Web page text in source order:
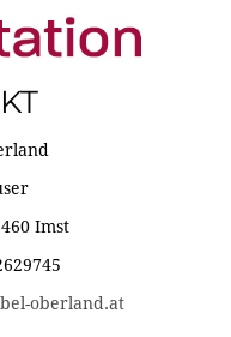
Imst
oberland.at